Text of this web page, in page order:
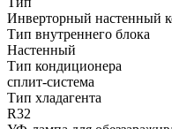
Инверторный настенный
Тип внутреннего блока
Настенный
Тип кондиционера
сплит-система
Тип хладагента
R32